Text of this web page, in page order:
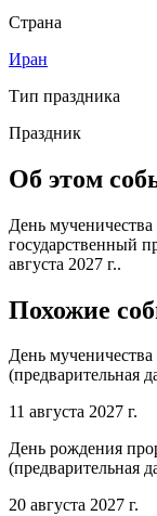
Страна
Иран
Тип праздника
Праздник
Об этом
День
государственный
августа 2027 г..
Похожие
День
(предварительная
11 августа 2027 г.
День рождения
(предварительная
20 августа 2027 г.